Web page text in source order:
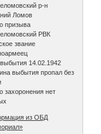
р-н
Ломов
призыва
РВК
звание
14.02.1942
выбытия пропал без
захоронения нет
из ОБД